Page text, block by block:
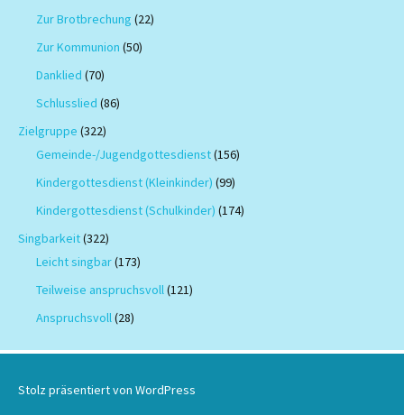
Zur Brotbrechung (22)
Zur Kommunion (50)
Danklied (70)
Schlusslied (86)
Zielgruppe (322)
Gemeinde-/Jugendgottesdienst(156)
Kindergottesdienst (Kleinkinder) (99)
Kindergottesdienst (Schulkinder) (174)
Singbarkeit(322)
Leicht singbar(173)
Teilweise anspruchsvoll(121)
Anspruchsvoll(28)
Stolz präsentiert von WordPress